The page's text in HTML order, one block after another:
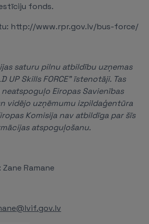
fonds.
http://www.rpr.gov.lv/bus-force/
saturu pilnu atbildību uzņemas
UP Skills FORCE” īstenotāji. Tas
Eiropas Savienības
vidējo uzņēmumu izpildaģentūra
Komisija nav atbildīga par šīs
atspoguļošanu.
Ramane